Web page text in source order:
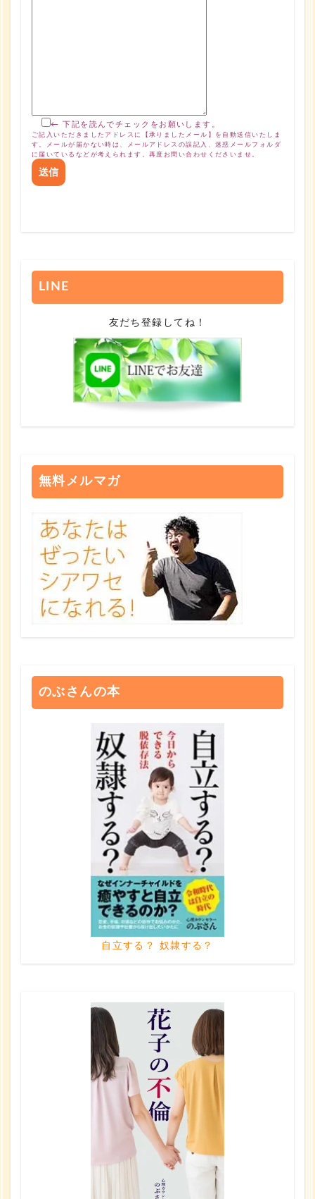
← 下記を読んでチェックをお願いします。
ご記入いただきましたアドレスに【承りましたメール】を自動送信いたしま
す。メールが届かない時は、メールアドレスの誤記入、迷惑メールフォルダ
に届いているなどが考えられます。再度お問い合わせくださいませ。
LINE
友だち登録してね！
無料メルマガ
のぶさんの本
自立する？ 奴隷する？